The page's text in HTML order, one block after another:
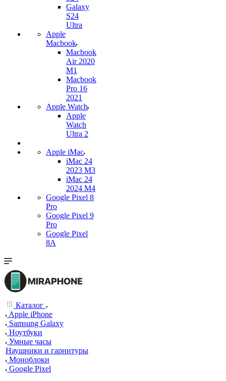
Galaxy
S24
Ultra
Apple
Macbook
Macbook
Air 2020
M1
Macbook
Pro 16
2021
Apple Watch
Apple
Watch
Ultra 2
Apple iMac
iMac 24
2023 M3
iMac 24
2024 M4
Google Pixel 8
Pro
Google Pixel 9
Pro
Google Pixel
8A
Каталог
Apple iPhone
Samsung Galaxy
Ноутбуки
Умные часы
Наушники и гарнитуры
Моноблоки
Google Pixel